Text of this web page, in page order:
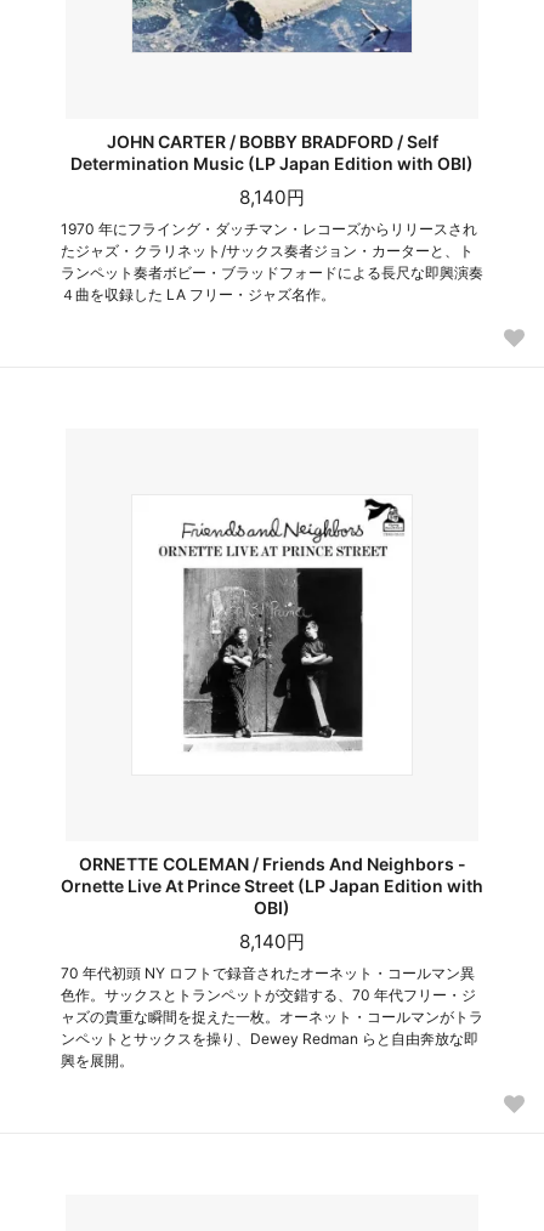
JOHN CARTER / BOBBY BRADFORD / Self
Determination Music (LP Japan Edition with OBI)
8,140円
1970 年にフライング・ダッチマン・レコーズからリリースされ
たジャズ・クラリネット/サックス奏者ジョン・カーターと、ト
ランペット奏者ボビー・ブラッドフォードによる長尺な即興演奏
４曲を収録した LA フリー・ジャズ名作。
ORNETTE COLEMAN / Friends And Neighbors -
Ornette Live At Prince Street (LP Japan Edition with
OBI)
8,140円
70 年代初頭 NY ロフトで録音されたオーネット・コールマン異
色作。サックスとトランペットが交錯する、70 年代フリー・ジ
ャズの貴重な瞬間を捉えた一枚。オーネット・コールマンがトラ
ンペットとサックスを操り、Dewey Redman らと自由奔放な即
興を展開。